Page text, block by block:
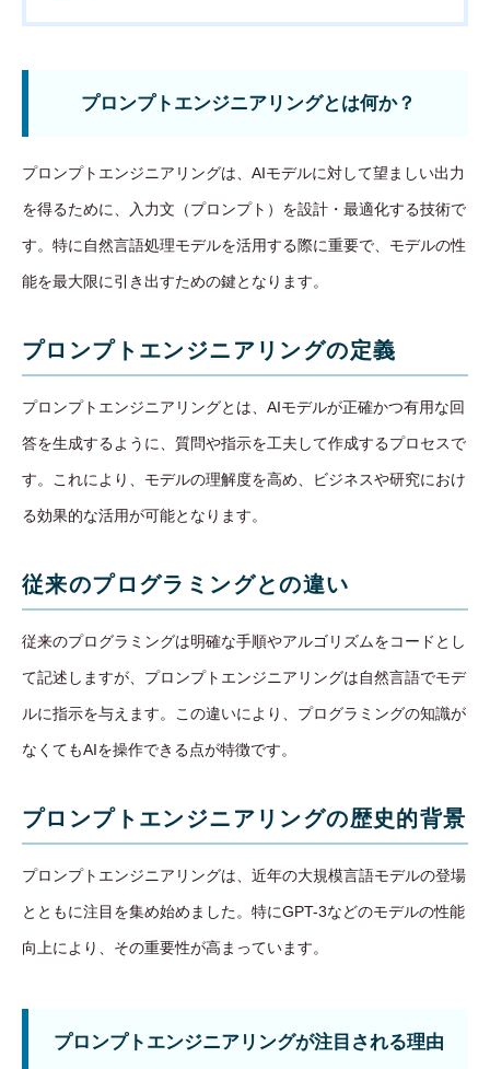
プロンプトエンジニアリングとは何か？
プロンプトエンジニアリングは、AIモデルに対して望ましい出力
を得るために、入力文（プロンプト）を設計・最適化する技術で
す。特に自然言語処理モデルを活用する際に重要で、モデルの性
能を最大限に引き出すための鍵となります。
プロンプトエンジニアリングの定義
プロンプトエンジニアリングとは、AIモデルが正確かつ有用な回
答を生成するように、質問や指示を工夫して作成するプロセスで
す。これにより、モデルの理解度を高め、ビジネスや研究におけ
る効果的な活用が可能となります。
従来のプログラミングとの違い
従来のプログラミングは明確な手順やアルゴリズムをコードとし
て記述しますが、プロンプトエンジニアリングは自然言語でモデ
ルに指示を与えます。この違いにより、プログラミングの知識が
なくてもAIを操作できる点が特徴です。
プロンプトエンジニアリングの歴史的背景
プロンプトエンジニアリングは、近年の大規模言語モデルの登場
とともに注目を集め始めました。特にGPT-3などのモデルの性能
向上により、その重要性が高まっています。
プロンプトエンジニアリングが注目される理由